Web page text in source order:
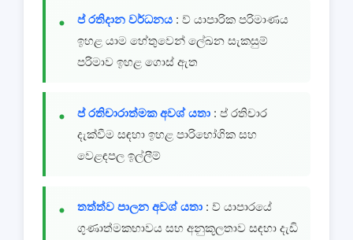
ප් රතිදාන වර්ධනය : ව් යාපාරික පරිමාණය
ඉහළ යාම හේතුවෙන් ලේඛන සැකසුම්
පරිමාව ඉහළ ගොස් ඇත
ප් රතිචාරාත්මක අවශ් යතා : ප් රතිචාර
දැක්වීම සඳහා ඉහළ පාරිභෝගික සහ
වෙළඳපල ඉල්ලීම්
තත්ත්ව පාලන අවශ් යතා : ව් යාපාරයේ
ගුණාත්මකභාවය සහ අනුකූලතාව සඳහා දැඩි